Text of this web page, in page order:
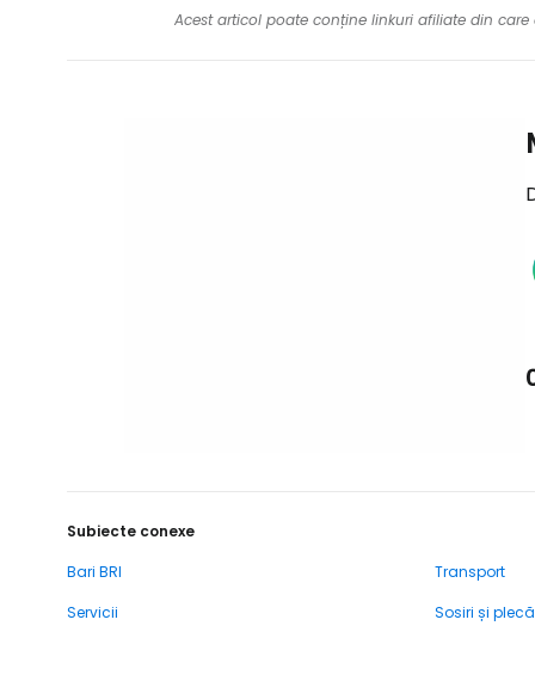
Acest articol poate conține linkuri afiliate din
Subiecte conexe
Bari BRI
Transport
Servicii
Sosiri și